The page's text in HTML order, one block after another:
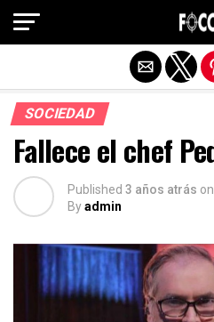
SOCIEDAD
Fallece el chef
Published 3 años atrás on
Byadmin
Salir de la